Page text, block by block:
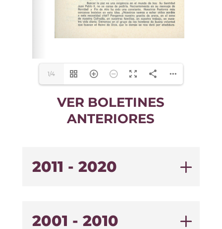
1/4
VER BOLETINES
ANTERIORES
2011 - 2020
2001 - 2010